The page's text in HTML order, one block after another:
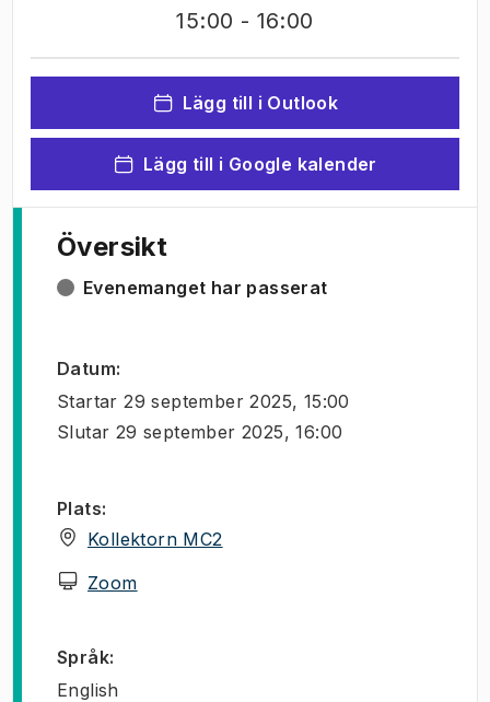
15:00 - 16:00
Lägg till i Outlook
Lägg till i Google kalender
Översikt
Evenemanget har passerat
Datum:
Startar 29 september 2025, 15:00
Slutar 29 september 2025, 16:00
Plats:
Kollektorn MC2
Zoom(
Språk:
English